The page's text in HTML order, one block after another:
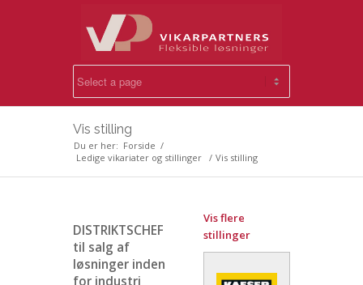
Vis stilling
Du er her: Forside /
Ledige vikariater og stillinger / Vis stilling
DISTRIKTSCHEF
til salg af
løsninger inden
for industri
Vis flere
stillinger